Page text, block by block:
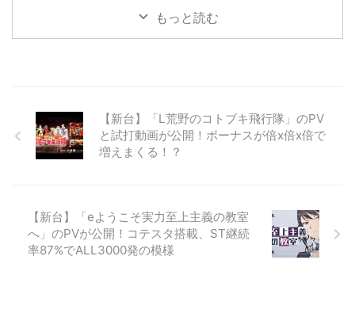
もっと読む
【新台】「L荒野のコトブキ飛行隊」のPV
と試打動画が公開！ボーナスが倍x倍x倍で
増えまくる！？
【新台】「eようこそ実力至上主義の教室
へ」のPVが公開！コテスタ搭載、ST継続
率87%でALL3000発の模様